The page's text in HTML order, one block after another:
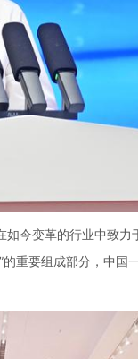
今变革的行业中致力
重要组成部分，中国